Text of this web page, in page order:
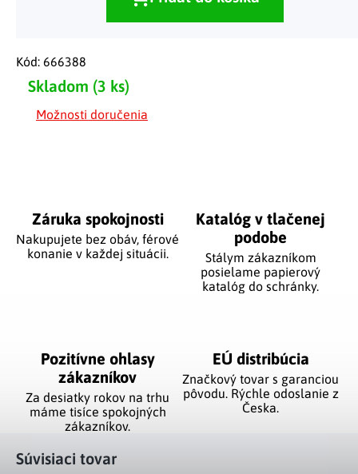
Skladom (3 ks)
Možnosti doručenia
Kód: 666388
Záruka spokojnosti
Nakupujete bez obáv, férové
​​konanie v každej situácii.
Katalóg v tlačenej
podobe
Stálym zákazníkom
posielame papierový
katalóg do schránky.
Pozitívne ohlasy
zákazníkov
Za desiatky rokov na trhu
máme tisíce spokojných
zákazníkov.
EÚ distribúcia
Značkový tovar s garanciou
pôvodu. Rýchle odoslanie z
Česka.
Súvisiaci tovar